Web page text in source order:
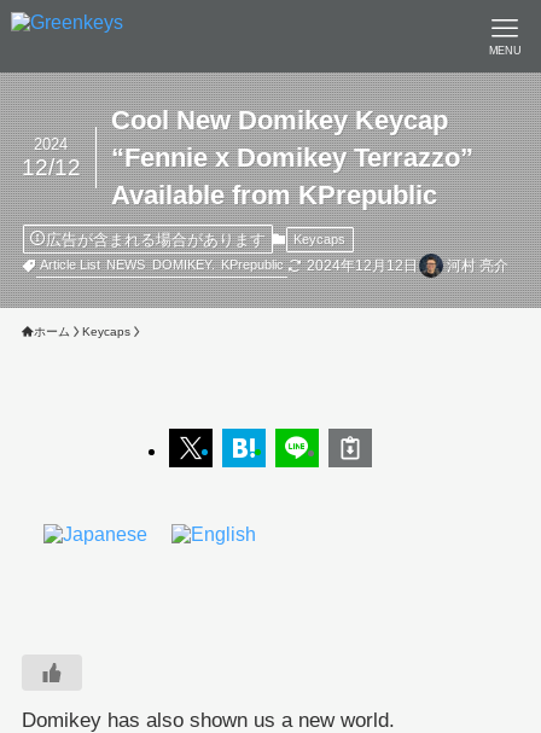
MENU
Cool New Domikey Keycap
“Fennie x Domikey Terrazzo”
Available from KPrepublic
2024
12/12
広告が含まれる場合があります
Keycaps
Article List
NEWS DOMIKEY. KPrepublic 2024年12月12日 河村 亮介
ホーム Keycaps
Domikey has also shown us a new world.